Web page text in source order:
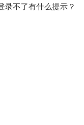
录不了有什么提示？